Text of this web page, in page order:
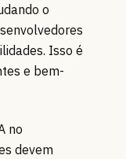
o
Isso é
e bem-
no
devem